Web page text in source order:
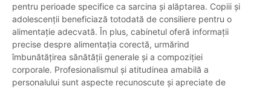
pentru perioade specifice ca sarcina și alăptarea. Copiii și
adolescenții beneficiază totodată de consiliere pentru o
alimentație adecvată. În plus, cabinetul oferă informații
precise despre alimentația corectă, urmărind
îmbunătățirea sănătății generale și a compoziției
corporale. Profesionalismul și atitudinea amabilă a
personalului sunt aspecte recunoscute și apreciate de